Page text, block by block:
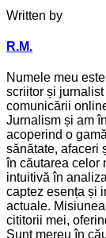
Written by
R.M.
Numele meu
scriitor și
comunicării
Jurnalism și am
acoperind o
sănătate, afaceri
în căutarea celor
intuitivă în
captez esența și
actuale.
cititorii mei,
Sunt mereu în